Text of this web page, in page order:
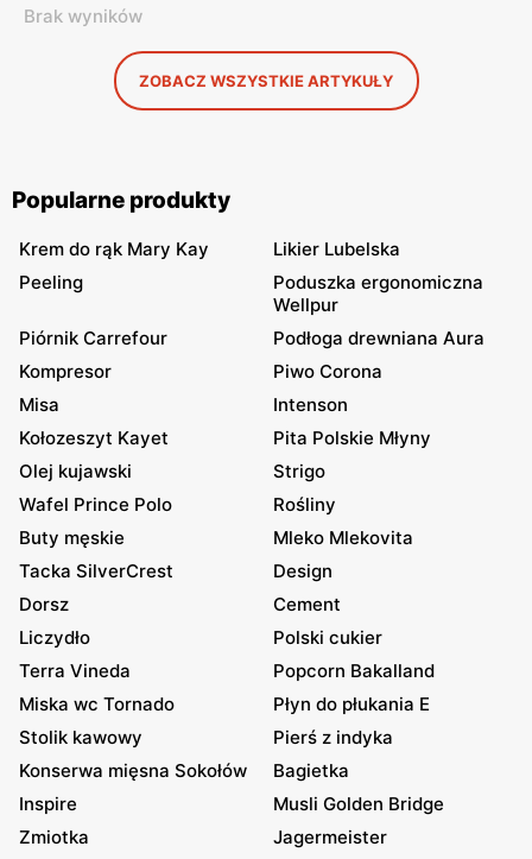
Brak wyników
ZOBACZ WSZYSTKIE ARTYKUŁY
Popularne produkty
Krem do rąk Mary Kay
Likier Lubelska
Peeling
Poduszka ergonomiczna
Wellpur
Piórnik Carrefour
Podłoga drewniana Aura
Kompresor
Piwo Corona
Misa
Intenson
Kołozeszyt Kayet
Pita Polskie Młyny
Olej kujawski
Strigo
Wafel Prince Polo
Rośliny
Buty męskie
Mleko Mlekovita
Tacka SilverCrest
Design
Dorsz
Cement
Liczydło
Polski cukier
Terra Vineda
Popcorn Bakalland
Miska wc Tornado
Płyn do płukania E
Stolik kawowy
Pierś z indyka
Konserwa mięsna Sokołów
Bagietka
Inspire
Musli Golden Bridge
Zmiotka
Jagermeister